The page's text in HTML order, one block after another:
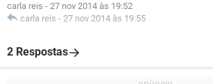
carla reis - 27 nov 2014 às 19:52
carla reis - 27 nov 2014 às 19:55
2 Respostas